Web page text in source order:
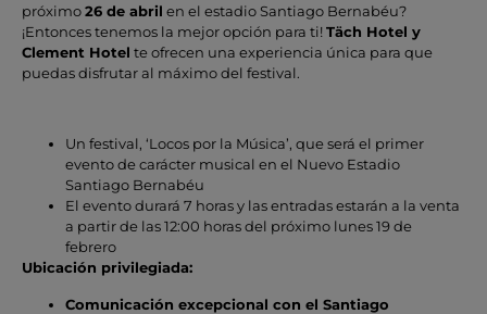
próximo26 de abril en el estadio Santiago Bernabéu?
¡Entonces tenemos la mejor opción para ti!Täch Hotel y
Clement Hotel te ofrecen una experiencia única para que
puedas disfrutar al máximo del festival.
Un festival, ‘Locos por la Música’, que será el primer
evento de carácter musical en el Nuevo Estadio
Santiago Bernabéu
El evento durará 7 horas y las entradas estarán a la venta
a partir de las 12:00 horas del próximo lunes 19 de
febrero
Ubicación privilegiada:
Comunicación excepcional con el Santiago